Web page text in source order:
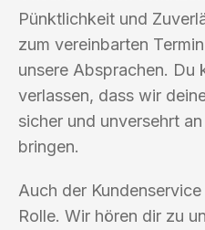
Pünktlichkeit und
zum vereinbarten
unsere Absprachen. Du
verlassen, dass wir
sicher und unversehrt
bringen.
Auch der
Rolle. Wir hören dir zu